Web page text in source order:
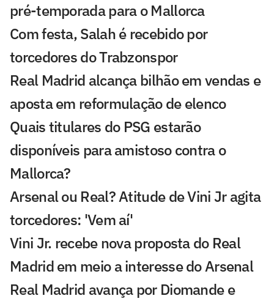
pré-temporada para o Mallorca
Com festa, Salah é recebido por
torcedores do Trabzonspor
Real Madrid alcança bilhão em vendas e
aposta em reformulação de elenco
Quais titulares do PSG estarão
disponíveis para amistoso contra o
Mallorca?
Arsenal ou Real? Atitude de Vini Jr agita
torcedores: 'Vem aí'
Vini Jr. recebe nova proposta do Real
Madrid em meio a interesse do Arsenal
Real Madrid avança por Diomande e